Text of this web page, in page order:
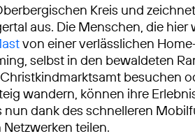
Kreis und
aus. Die Menschen, die
von einer verlässlichen
selbst in den bewaldeten
besuchen
wandern, können ihre
dank des schnelleren
teilen.